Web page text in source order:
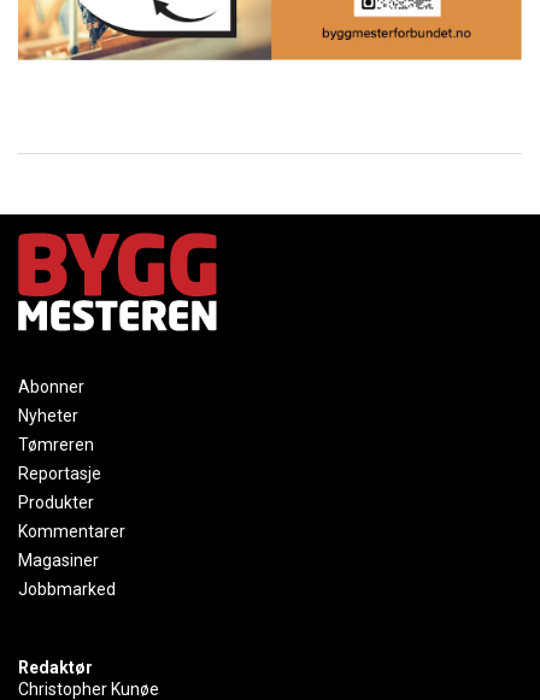
Abonner
Nyheter
Tømreren
Reportasje
Produkter
Kommentarer
Magasiner
Jobbmarked
Redaktør
Christopher Kunøe